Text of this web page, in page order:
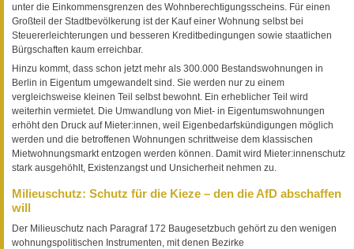
unter die Einkommensgrenzen des Wohnberechtigungsscheins. Für einen
Großteil der Stadtbevölkerung ist der Kauf einer Wohnung selbst bei
Steuererleichterungen und besseren Kreditbedingungen sowie staatlichen
Bürgschaften kaum erreichbar.
Hinzu kommt, dass schon jetzt mehr als 300.000 Bestandswohnungen in
Berlin in Eigentum umgewandelt sind. Sie werden nur zu einem
vergleichsweise kleinen Teil selbst bewohnt. Ein erheblicher Teil wird
weiterhin vermietet. Die Umwandlung von Miet- in Eigentumswohnungen
erhöht den Druck auf Mieter:innen, weil Eigenbedarfskündigungen möglich
werden und die betroffenen Wohnungen schrittweise dem klassischen
Mietwohnungsmarkt entzogen werden können. Damit wird Mieter:innenschutz
stark ausgehöhlt, Existenzangst und Unsicherheit nehmen zu.
Milieuschutz: Schutz für die Kieze – den die AfD abschaffen
will
Der Milieuschutz nach Paragraf 172 Baugesetzbuch gehört zu den wenigen
wohnungspolitischen Instrumenten, mit denen Bezirke